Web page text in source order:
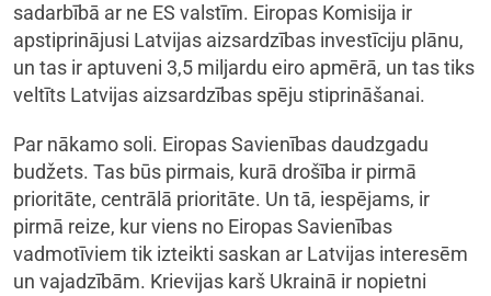
sadarbībā ar ne ES valstīm. Eiropas Komisija ir
apstiprinājusi Latvijas aizsardzības investīciju plānu,
un tas ir aptuveni 3,5 miljardu eiro apmērā, un tas tiks
veltīts Latvijas aizsardzības spēju stiprināšanai.
Par nākamo soli. Eiropas Savienības daudzgadu
budžets. Tas būs pirmais, kurā drošība ir pirmā
prioritāte, centrālā prioritāte. Un tā, iespējams, ir
pirmā reize, kur viens no Eiropas Savienības
vadmotīviem tik izteikti saskan ar Latvijas interesēm
un vajadzībām. Krievijas karš Ukrainā ir nopietni